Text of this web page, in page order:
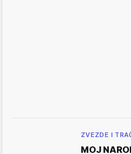
ZVEZDE I
MOJ